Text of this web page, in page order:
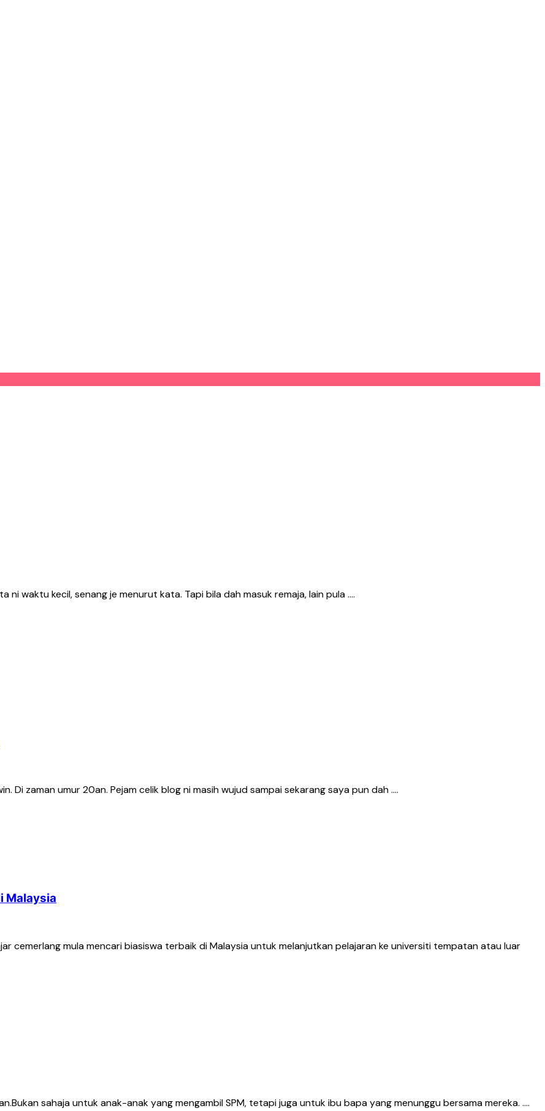
ni waktu kecil, senang je menurut kata. Tapi bila dah masuk remaja, lain pula ….
Di zaman umur 20an. Pejam celik blog ni masih wujud sampai sekarang saya pun dah ….
Malaysia
cemerlang mula mencari biasiswa terbaik di Malaysia untuk melanjutkan pelajaran ke universiti tempatan atau luar
sahaja untuk anak-anak yang mengambil SPM, tetapi juga untuk ibu bapa yang menunggu bersama mereka. ….